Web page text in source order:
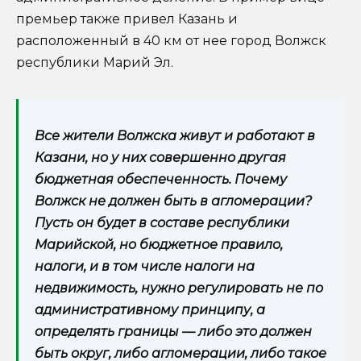
премьер также привел Казань и
расположенный в 40 км от нее город Волжск
республики Марий Эл.
Все жители Волжска живут и работают в
Казани, но у них совершенно другая
бюджетная обеспеченность. Почему
Волжск не должен быть в агломерации?
Пусть он будет в составе республики
Марийской, но бюджетное правило,
налоги, и в том числе налоги на
недвижимость, нужно регулировать не по
административному принципу, а
определять границы — либо это должен
быть округ, либо агломерации, либо такое